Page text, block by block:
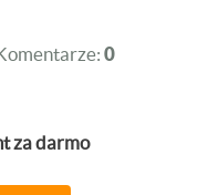
0
za darmo